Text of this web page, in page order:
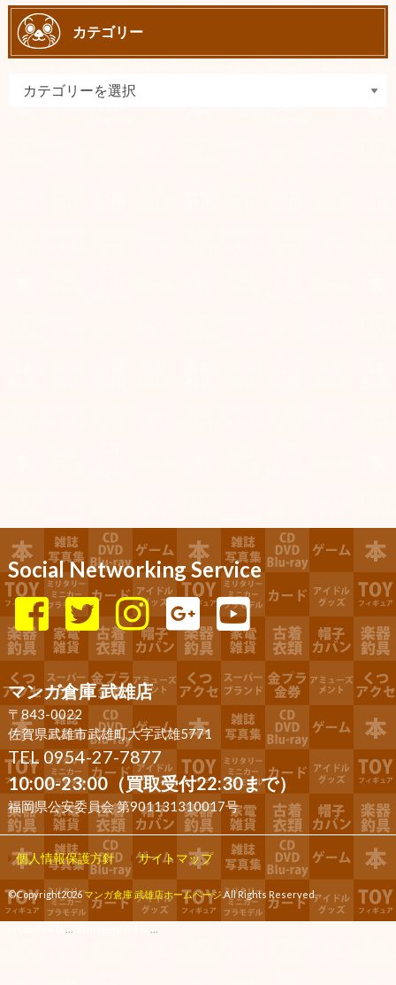
カテゴリー
Social Networking Service
マンガ倉庫 武雄店
〒843-0022
佐賀県武雄市武雄町大字武雄5771
TEL 0954-27-7877
10:00-23:00（買取受付22:30まで）
福岡県公安委員会 第901131310017号
個人情報保護方針 サイトマップ
©Copyright2026マンガ倉庫 武雄店ホームページ .All Rights Reserved.
... ...